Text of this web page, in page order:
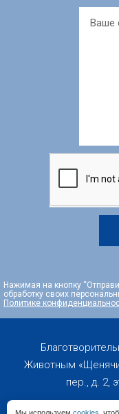
Нажимая на кнопку
обработку своих
Политике
Животным
пер., д. 2,